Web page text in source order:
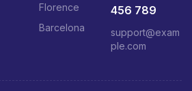
Florence
Barcelona
456 789
support@exam
ple.com